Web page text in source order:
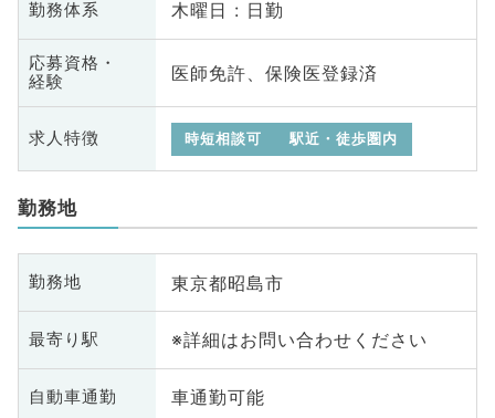
勤務体系 木曜日 : 日勤
応募資格・
経験
医師免許、保険医登録済
求人特徴 時短相談可 駅近・徒歩圏内
勤務地
勤務地 東京都昭島市
最寄り駅 ※詳細はお問い合わせください
自動車通勤 車通勤可能